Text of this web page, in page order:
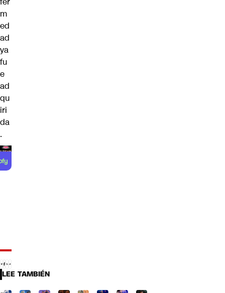
m
ed
ad
ya
fu
e
ad
qu
iri
da
.
LEE TAMBIÉN